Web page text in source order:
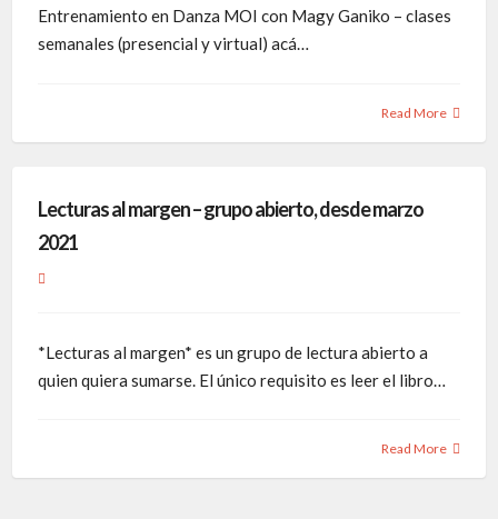
Entrenamiento en Danza MOI con Magy Ganiko – clases
semanales (presencial y virtual) acá…
Read More
Lecturas al margen – grupo abierto, desde marzo
2021
*Lecturas al margen* es un grupo de lectura abierto a
quien quiera sumarse. El único requisito es leer el libro…
Read More